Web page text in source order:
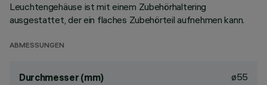
Leuchtengehäuse ist mit einem Zubehörhaltering
ausgestattet, der ein flaches Zubehörteil aufnehmen kann.
ABMESSUNGEN
Durchmesser (mm) ø55